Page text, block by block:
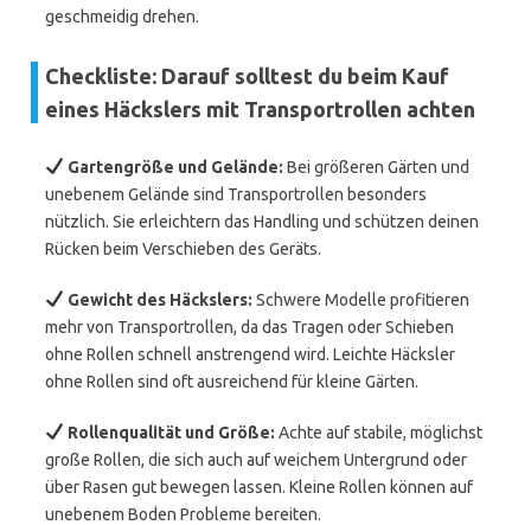
geschmeidig drehen.
Checkliste: Darauf solltest du beim Kauf
eines Häckslers mit Transportrollen achten
Gartengröße und Gelände: Bei größeren Gärten und
unebenem Gelände sind Transportrollen besonders
nützlich. Sie erleichtern das Handling und schützen deinen
Rücken beim Verschieben des Geräts.
Gewicht des Häckslers: Schwere Modelle profitieren
mehr von Transportrollen, da das Tragen oder Schieben
ohne Rollen schnell anstrengend wird. Leichte Häcksler
ohne Rollen sind oft ausreichend für kleine Gärten.
Rollenqualität und Größe: Achte auf stabile, möglichst
große Rollen, die sich auch auf weichem Untergrund oder
über Rasen gut bewegen lassen. Kleine Rollen können auf
unebenem Boden Probleme bereiten.